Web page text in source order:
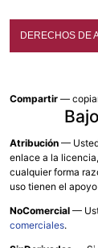
DERECHOS DE
Compartir —
Atribución —
enlace a la
cualquier forma
uso tienen el
NoComercial —
comerciales.